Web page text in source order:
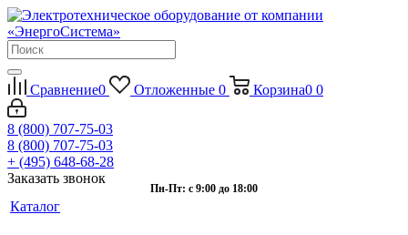
Сравнение0 Отложенные 0 Корзина0 0
8 (800) 707-75-03
8 (800) 707-75-03
+ (495) 648-68-28
Заказать звонок
Пн-Пт: с 9:00 до 18:00
Каталог